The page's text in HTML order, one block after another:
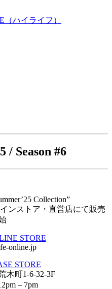
/ Season #6
Collection”
ンストア・直営店にて販売
STORE
online.jp
STORE
木町1-6-32-3F
– 7pm